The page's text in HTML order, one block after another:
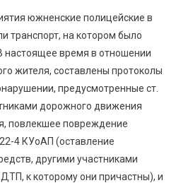
южненские полицейские в
транспорт, на котором было
настоящее время в отношении
жителя, составлены протоколы
предусмотренные ст.
дорожного движения
повлекшее повреждение
4 КУоАП (оставление
другими участниками
к которому они причастны), и